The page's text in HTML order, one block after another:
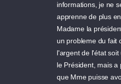
informations, je ne
apprenne de plus
Madame la
un probleme du fait
l'argent de l'état
le Président, mais
que Mme puisse